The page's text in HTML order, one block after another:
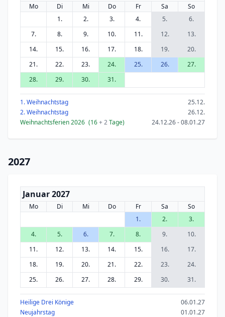
Mo Di Mi Do Fr Sa
So
1.
2. 3. 4. 5.
6.
7.
8. 9. 10. 11. 12.
13.
14.
15. 16. 17. 18. 19.
20.
21.
22. 23. 24. 25. 26.
27.
28.
29. 30. 31.
1. Weihnachtstag
25.12.
2. Weihnachtstag
26.12.
Weihnachtsferien 2026 (16+ 2Tage) 24.12.26 - 08.01.27
2027
Januar 2027
Mo Di Mi Do Fr Sa
So
1.
2.
3.
4.
5. 6. 7. 8. 9.
10.
11.
12. 13. 14. 15. 16.
17.
18.
19. 20. 21. 22. 23.
24.
25.
26. 27. 28. 29. 30. 31.
Heilige Drei Könige
06.01.27
Neujahrstag
01.01.27